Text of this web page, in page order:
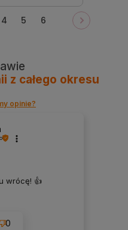
4 5 6
z całego okresu
opinie?
wrócę! 👍
0